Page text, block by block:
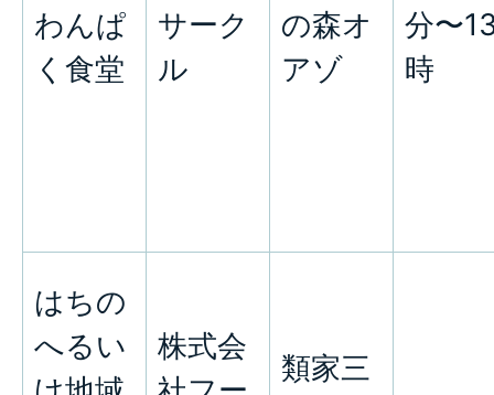
わんぱ
く食堂
サーク
ル
の森オ
アゾ
分〜
時
はちの
へるい
株式会
類家三